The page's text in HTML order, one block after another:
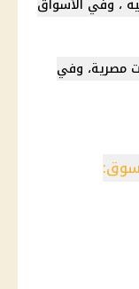
أرز الساسو 105 جنيهات مصرية، وفي